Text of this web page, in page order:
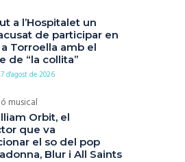
a l’Hospitalet un
de participar en
Torroella amb el
de “la collita”
7 d'agost de 2026
musical
Orbit, el
que va
el so del pop
Blur i All Saints